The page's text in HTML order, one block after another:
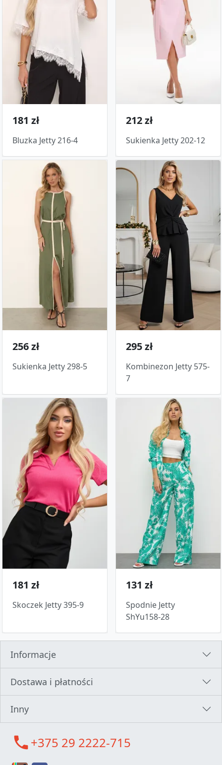
181 zł
Bluzka Jetty 216-4
212 zł
Sukienka Jetty 202-12
256 zł
Sukienka Jetty 298-5
295 zł
Kombinezon Jetty 575-
7
181 zł
Skoczek Jetty 395-9
131 zł
Spodnie Jetty
ShYu158-28
Informacje
Dostawa i płatności
Inny
call+375 29 2222-715